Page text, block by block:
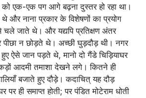
को एक-एक पग आगे बढ़ना दुस्तर हो रहा था।
और नाना प्रकार के विशेषणों का प्रयोग
जाते थे। और यद्यपि प्रतिक्षण अंतर
पीछा न छोड़ते थे। अच्छी घुड़दौड़ थी। नगर
हुए ऐसे जान पड़ते थे, मानो दो गैंडे चिड़ियाघर
आदमी तमाशा देखने लगे। कितने ही
बजाते हुए दौड़े। कदाचित् यह दौड़
पर ही समाप्त होती; पर पंडित मोटेराम धोती